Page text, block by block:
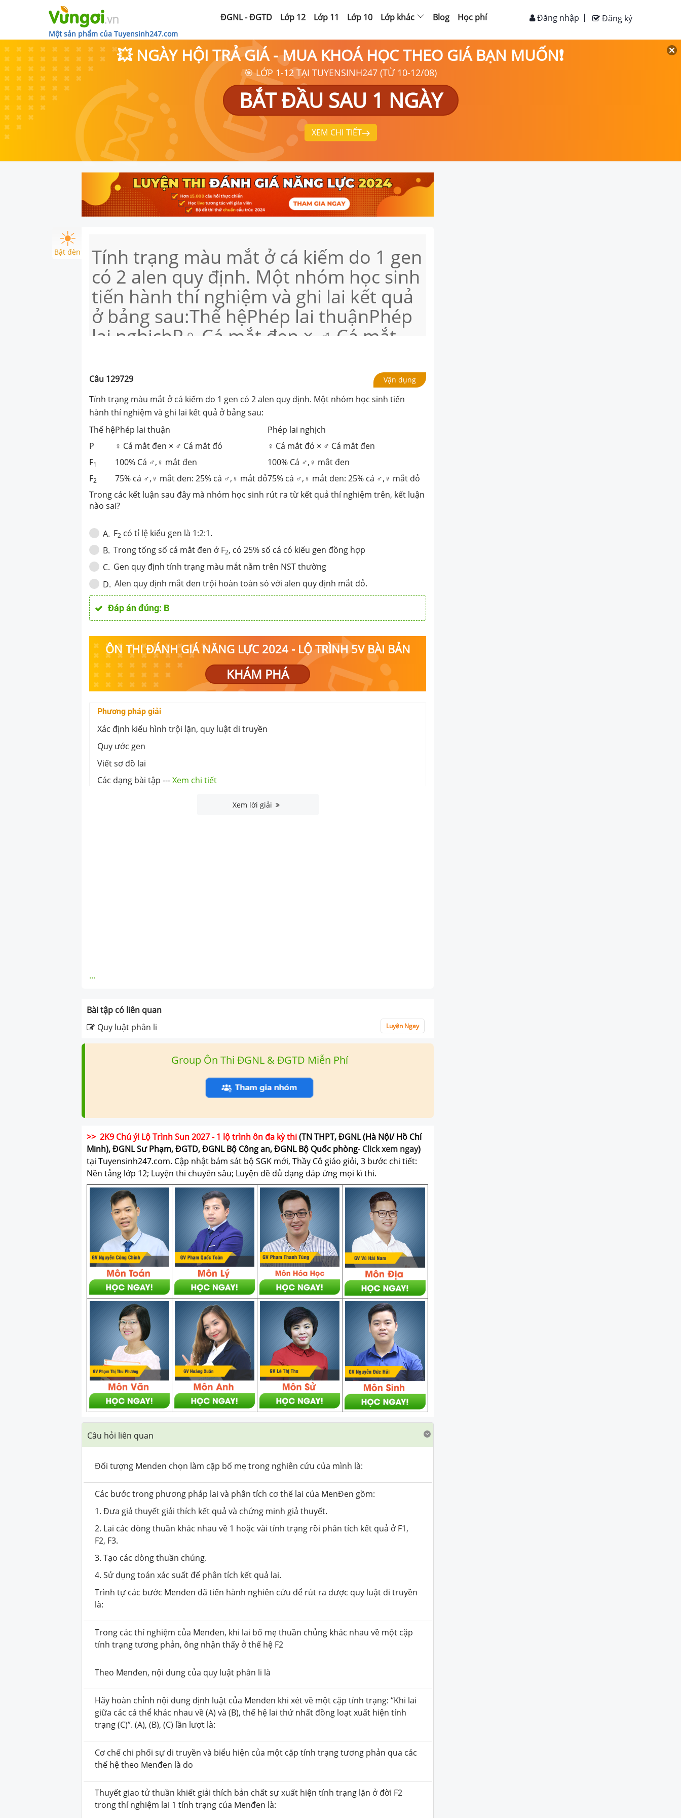
Một sản phẩm của Tuyensinh247.com
ĐGNL - ĐGTD Lớp 12 Lớp 11 Lớp 10 Lớp khác Blog Học phí Đăng ký
Đăng nhập
💥 NGÀY HỘI TRẢ GIÁ - MUA KHOÁ HỌC THEO GIÁ BẠN MUỐN❗
🎯 LỚP 1-12 TẠI TUYENSINH247 (TỪ 10-12/08)
BẮT ĐẦU SAU 1 NGÀY
XEM CHI TIẾT
Bật đèn Tính trạng màu mắt ở cá kiếm do 1 gen
có 2 alen quy định. Một nhóm học sinh
tiến hành thí nghiệm và ghi lai kết quả
ở bảng sau:Thế hệPhép lai thuậnPhép
lai nghịchP♀ Cá mắt đen × ♂ Cá mắt
Cá ♂,♀ mắt đen100% Cá ♂,♀ mắt
đenF275% cá ♂,♀ mắt đen: 25% cá ♂,♀
mắt đỏ75% cá ♂,♀ mắt đen: 25% cá
♂,♀ mắt đỏTrong các kết luận sau đây
mà nhóm học sinh rút ra từ kết quả thí
nghiệm trên, kết luận nào sai?
Câu 129729 Vận dụng
Tính trạng màu mắt ở cá kiếm do 1 gen có 2 alen quy định. Một nhóm học sinh tiến
hành thí nghiệm và ghi lai kết quả ở bảng sau:
Thế hệPhép lai thuận
Phép lai nghịch
P
♀ Cá mắt đen × ♂ Cá mắt đỏ
♀ Cá mắt đỏ × ♂ Cá mắt đen
F1 100% Cá ♂,♀ mắt đen
100% Cá ♂,♀ mắt đen
F2 75% cá ♂,♀ mắt đen: 25% cá ♂,♀ mắt đỏ75% cá ♂,♀ mắt đen: 25% cá ♂,♀ mắt đỏ
Trong các kết luận sau đây mà nhóm học sinh rút ra từ kết quả thí nghiệm trên, kết luận
nào sai?
A. F2 có tỉ lệ kiểu gen là 1:2:1.
B. Trong tổng số cá mắt đen ở F2, có 25% số cá có kiểu gen đồng hợp
C. Gen quy định tính trạng màu mắt nằm trên NST thường
D. Alen quy định mắt đen trội hoàn toàn só với alen quy định mắt đỏ.
Đáp án đúng: B
ÔN THI ĐÁNH GIÁ NĂNG LỰC 2024 - LỘ TRÌNH 5V BÀI BẢN
KHÁM PHÁ
Phương pháp giải
Xác định kiểu hình trội lặn, quy luật di truyền
Quy ước gen
Viết sơ đồ lai
Các dạng bài tập ---Xem chi tiết
Xem lời giải
...
Bài tập có liên quan
Quy luật phân li
Luyện Ngay
Group Ôn Thi ĐGNL & ĐGTD Miễn Phí
>> 2K9 Chú ý! Lộ Trình Sun 2027 - 1 lộ trình ôn đa kỳ thi(TN THPT, ĐGNL (Hà Nội/ Hồ Chí
Minh), ĐGNL Sư Phạm, ĐGTD, ĐGNL Bộ Công an, ĐGNL Bộ Quốc phòng- Click xem ngay)
tại Tuyensinh247.com. Cập nhật bám sát bộ SGK mới, Thầy Cô giáo giỏi, 3 bước chi tiết:
Nền tảng lớp 12; Luyện thi chuyên sâu; Luyện đề đủ dạng đáp ứng mọi kì thi.
Câu hỏi liên quan
Đối tượng Menden chọn làm cặp bố mẹ trong nghiên cứu của mình là:
Các bước trong phương pháp lai và phân tích cơ thể lai của MenĐen gồm:
1. Đưa giả thuyết giải thích kết quả và chứng minh giả thuyết.
2. Lai các dòng thuần khác nhau về 1 hoặc vài tính trạng rồi phân tích kết quả ở F1,
F2, F3.
3. Tạo các dòng thuần chủng.
4. Sử dụng toán xác suất để phân tích kết quả lai.
Trình tự các bước Menđen đã tiến hành nghiên cứu để rút ra được quy luật di truyền
là:
Trong các thí nghiệm của Menđen, khi lai bố mẹ thuần chủng khác nhau về một cặp
tính trạng tương phản, ông nhận thấy ở thế hệ F2
Theo Menđen, nội dung của quy luật phân li là
Hãy hoàn chỉnh nội dung định luật của Menđen khi xét về một cặp tính trạng: “Khi lai
giữa các cá thể khác nhau về (A) và (B), thế hệ lai thứ nhất đồng loạt xuất hiện tính
trạng (C)”. (A), (B), (C) lần lượt là:
Cơ chế chi phối sự di truyền và biểu hiện của một cặp tính trạng tương phản qua các
thế hệ theo Menđen là do
Thuyết giao tử thuần khiết giải thích bản chất sự xuất hiện tính trạng lặn ở đời F2
trong thí nghiệm lai 1 tính trạng của Menđen là: